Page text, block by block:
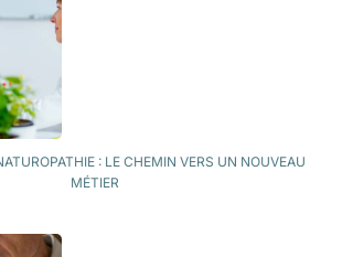
: LE CHEMIN VERS UN NOUVEAU
MÉTIER